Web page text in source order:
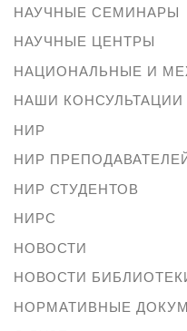
НАУЧНЫЕ СЕМИНАРЫ
НАУЧНЫЕ ЦЕНТРЫ
НАЦИОНАЛЬНЫЕ И
НАШИ КОНСУЛЬТАЦИИ
НИР
НИР
НИР СТУДЕНТОВ
НИРС
НОВОСТИ
НОВОСТИ
НОРМАТИВНЫЕ